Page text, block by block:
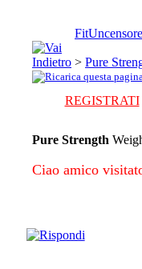
> Pure
REGISTRATI
Pure Strength
Ciao amico